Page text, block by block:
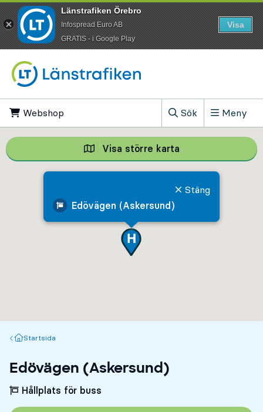
Webshop
Sök
, Visa sökfältet
Meny
Edövägen (Askersund)
Stäng
Visa större karta Visa större
Startsida
Startsida
Edövägen (Askersund)
Hållplats för buss
Länstrafiken Örebro
Infospread Euro AB
​GRATIS - i Google Play
Visa